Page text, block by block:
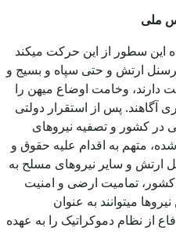
ملی
این سطور از این حرکت میکند
ارتش و حتی سپاه و بسیج و
دارند، وخامت اوضاع میهن را
آگاهند. پس از استقرار دولتی
در کشور و تصفیه نیروهای
متهم به اقدام علیه حقوق و
ارتش و سایر نیروهای مسلح به
تمامیت ارضی و امنیت
میتوانند به عنوان
از نظام دموکراتیک را به عهده